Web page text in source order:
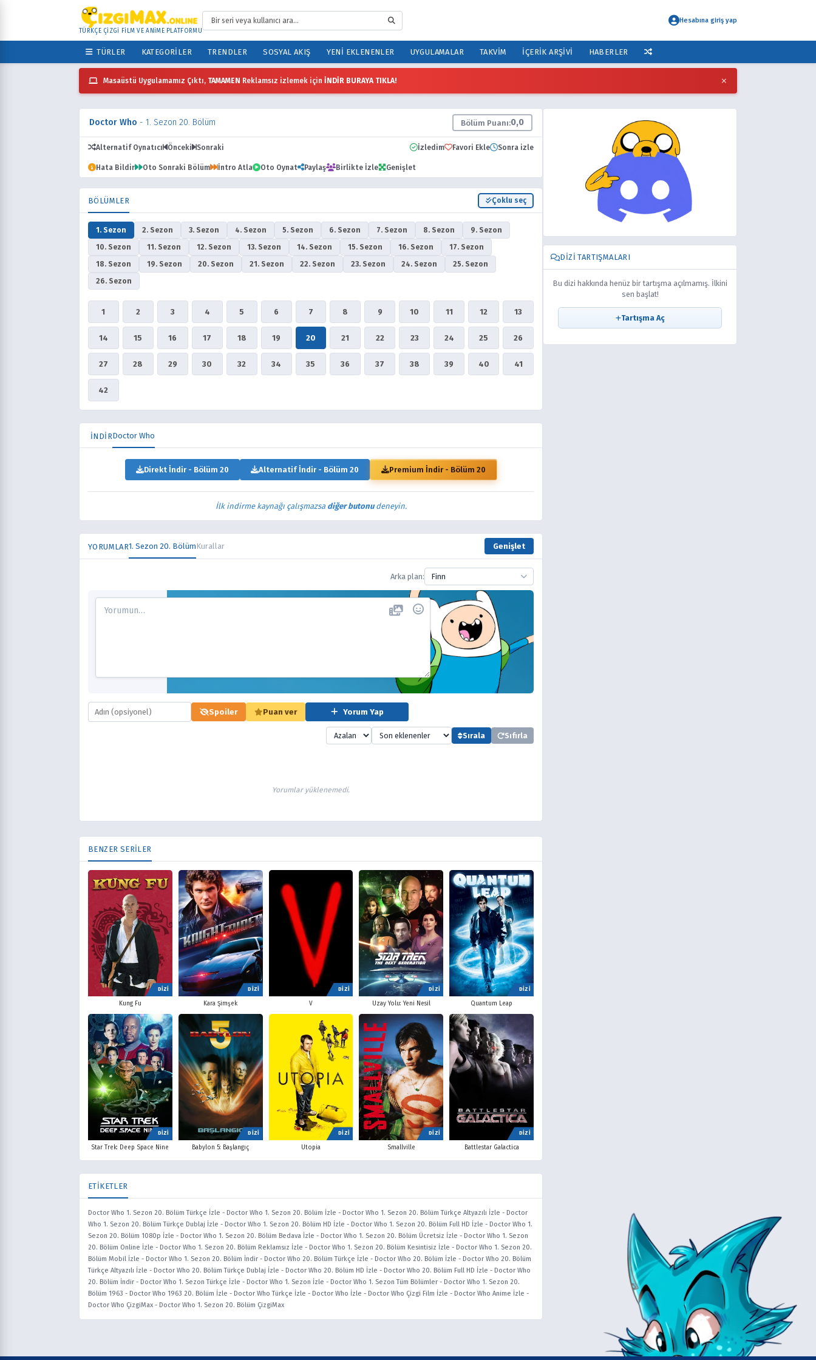
TÜRKÇE ÇİZGİ FİLM VE ANİME PLATFORMU
Hesabına giriş yap
TÜRLER KATEGORILER TRENDLER SOSYAL AKIŞ YENI EKLENENLER UYGULAMALAR TAKVIM İÇERIK ARŞIVI HABERLER
Masaüstü Uygulamamız Çıktı, TAMAMEN Reklamsız izlemek için İNDİR BURAYA TIKLA! ×
Doctor Who - 1. Sezon 20. Bölüm Bölüm Puanı:0,0
Alternatif Oynatıcı Önceki Sonraki İzledim Favori Ekle Sonra izle
Hata Bildir Oto Sonraki Bölüm İntro Atla Oto Oynat Paylaş Birlikte İzle Genişlet
BÖLÜMLER Çoklu seç
1. Sezon 2. Sezon 3. Sezon 4. Sezon 5. Sezon 6. Sezon 7. Sezon 8. Sezon
9. Sezon
10. Sezon
11. Sezon 12. Sezon 13. Sezon 14. Sezon 15. Sezon 16. Sezon
17. Sezon
18. Sezon
19. Sezon 20. Sezon 21. Sezon 22. Sezon 23. Sezon 24. Sezon
25. Sezon
26. Sezon
1 2 3 4 5 6 7 8 9 10 11 12 13
14 15 16 17 18 19 20 21 22 23 24 25 26
27 28 29 30 32 34 35 36 37 38 39 40 41
42
İNDİRDoctor Who
Direkt İndir - Bölüm 20 Alternatif İndir - Bölüm 20 Premium İndir - Bölüm 20
İlk indirme kaynağı çalışmazsa diğer butonudeneyin.
YORUMLAR1. Sezon 20. BölümKurallar Genişlet
Arka plan: Finn
Spoiler Puan ver Yorum Yap
Sırala Sıfırla
Yorumlar yüklenemedi.
BENZER SERİLER
DİZİ
Kung Fu
DİZİ
Kara Şimşek
DİZİ
V
DİZİ
Uzay Yolu: Yeni Nesil
DİZİ
Quantum Leap
DİZİ
Star Trek: Deep Space Nine
DİZİ
Babylon 5: Başlangıç
DİZİ
Utopia
DİZİ
Smallville
DİZİ
Battlestar Galactica
ETİKETLER
Doctor Who 1. Sezon 20. Bölüm Türkçe İzle - Doctor Who 1. Sezon 20. Bölüm İzle - Doctor Who 1. Sezon 20. Bölüm Türkçe Altyazılı İzle - Doctor
Who 1. Sezon 20. Bölüm Türkçe Dublaj İzle - Doctor Who 1. Sezon 20. Bölüm HD İzle - Doctor Who 1. Sezon 20. Bölüm Full HD İzle - Doctor Who 1.
Sezon 20. Bölüm 1080p İzle - Doctor Who 1. Sezon 20. Bölüm Bedava İzle - Doctor Who 1. Sezon 20. Bölüm Ücretsiz İzle - Doctor Who 1. Sezon
20. Bölüm Online İzle - Doctor Who 1. Sezon 20. Bölüm Reklamsız İzle - Doctor Who 1. Sezon 20. Bölüm Kesintisiz İzle - Doctor Who 1. Sezon 20.
Bölüm Mobil İzle - Doctor Who 1. Sezon 20. Bölüm İndir - Doctor Who 20. Bölüm Türkçe İzle - Doctor Who 20. Bölüm İzle - Doctor Who 20. Bölüm
Türkçe Altyazılı İzle - Doctor Who 20. Bölüm Türkçe Dublaj İzle - Doctor Who 20. Bölüm HD İzle - Doctor Who 20. Bölüm Full HD İzle - Doctor Who
20. Bölüm İndir - Doctor Who 1. Sezon Türkçe İzle - Doctor Who 1. Sezon İzle - Doctor Who 1. Sezon Tüm Bölümler - Doctor Who 1. Sezon 20.
Bölüm 1963 - Doctor Who 1963 20. Bölüm İzle - Doctor Who Türkçe İzle - Doctor Who İzle - Doctor Who Çizgi Film İzle - Doctor Who Anime İzle -
Doctor Who ÇizgiMax - Doctor Who 1. Sezon 20. Bölüm ÇizgiMax
DIZI TARTIŞMALARI
Bu dizi hakkında henüz bir tartışma açılmamış. İlkini
sen başlat!
Tartışma Aç